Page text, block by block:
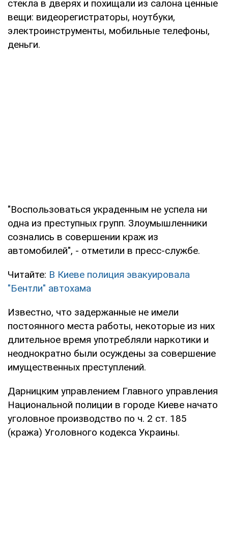
стекла в дверях и похищали из салона ценные
вещи: видеорегистраторы, ноутбуки,
электроинструменты, мобильные телефоны,
деньги.
"Воспользоваться украденным не успела ни
одна из преступных групп. Злоумышленники
сознались в совершении краж из
автомобилей", - отметили в пресс-службе.
Читайте: В Киеве полиция эвакуировала
"Бентли" автохама
Известно, что задержанные не имели
постоянного места работы, некоторые из них
длительное время употребляли наркотики и
неоднократно были осуждены за совершение
имущественных преступлений.
Дарницким управлением Главного управления
Национальной полиции в городе Киеве начато
уголовное производство по ч. 2 ст. 185
(кража) Уголовного кодекса Украины.